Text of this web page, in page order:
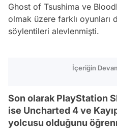
Ghost of Tsushima ve
olmak üzere farklı oyunları
söylentileri alevlenmişti.
İçeriğin
Son olarak PlayStation
ise Uncharted 4 ve
yolcusu olduğunu